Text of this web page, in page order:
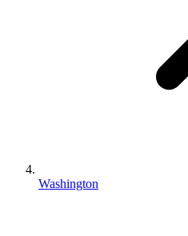
Washington